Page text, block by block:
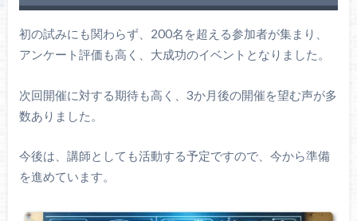
初の試みにも関わらず、200名を超える参加者が集まり、
アンケート評価も高く、大成功のイベントとなりました。
次回開催に対する期待も高く、3か月後の開催を望む声が多
数ありました。
今後は、講師としても活動する予定ですので、今から準備
を進めています。